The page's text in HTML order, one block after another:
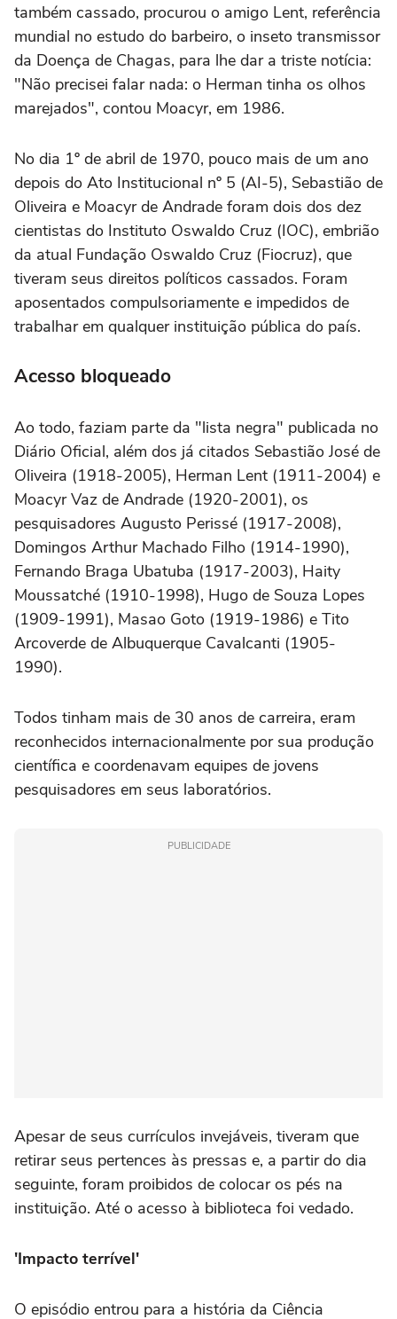
também cassado, procurou o amigo Lent, referência
mundial no estudo do barbeiro, o inseto transmissor
da Doença de Chagas, para lhe dar a triste notícia:
"Não precisei falar nada: o Herman tinha os olhos
marejados", contou Moacyr, em 1986.
No dia 1º de abril de 1970, pouco mais de um ano
depois do Ato Institucional nº 5 (AI-5), Sebastião de
Oliveira e Moacyr de Andrade foram dois dos dez
cientistas do Instituto Oswaldo Cruz (IOC), embrião
da atual Fundação Oswaldo Cruz (Fiocruz), que
tiveram seus direitos políticos cassados. Foram
aposentados compulsoriamente e impedidos de
trabalhar em qualquer instituição pública do país.
Acesso bloqueado
Ao todo, faziam parte da "lista negra" publicada no
Diário Oficial, além dos já citados Sebastião José de
Oliveira (1918-2005), Herman Lent (1911-2004) e
Moacyr Vaz de Andrade (1920-2001), os
pesquisadores Augusto Perissé (1917-2008),
Domingos Arthur Machado Filho (1914-1990),
Fernando Braga Ubatuba (1917-2003), Haity
Moussatché (1910-1998), Hugo de Souza Lopes
(1909-1991), Masao Goto (1919-1986) e Tito
Arcoverde de Albuquerque Cavalcanti (1905-
1990).
Todos tinham mais de 30 anos de carreira, eram
reconhecidos internacionalmente por sua produção
científica e coordenavam equipes de jovens
pesquisadores em seus laboratórios.
PUBLICIDADE
Apesar de seus currículos invejáveis, tiveram que
retirar seus pertences às pressas e, a partir do dia
seguinte, foram proibidos de colocar os pés na
instituição. Até o acesso à biblioteca foi vedado.
'Impacto terrível'
O episódio entrou para a história da Ciência